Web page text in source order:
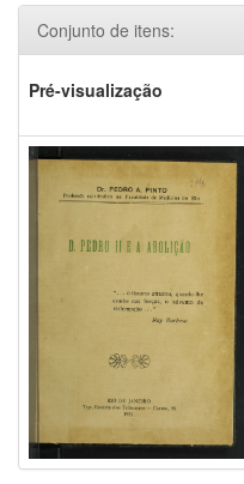
Conjunto de itens:
Pré-visualização